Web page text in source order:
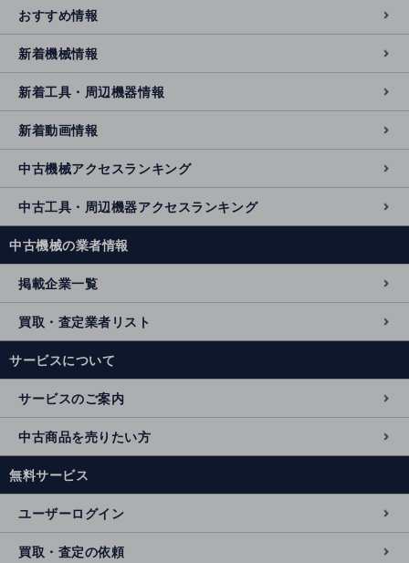
おすすめ情報
新着機械情報
新着工具・周辺機器情報
新着動画情報
中古機械アクセスランキング
中古工具・周辺機器アクセスランキング
中古機械の業者情報
掲載企業一覧
買取・査定業者リスト
サービスについて
サービスのご案内
中古商品を売りたい方
無料サービス
ユーザーログイン
買取・査定の依頼